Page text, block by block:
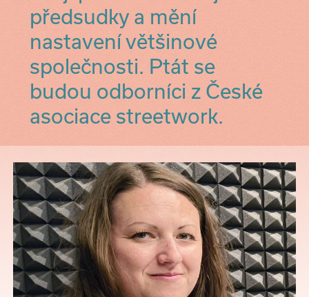
předsudky a mění
nastavení většinové
společnosti. Ptát se
budou odborníci z České
asociace streetwork.